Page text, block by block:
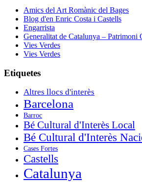
Amics del Art Romànic del Bages
Blog d'en Enric Costa i Castells
Engarrista
Generalitat de Catalunya – Patrimoni
Vies Verdes
Vies Verdes
Etiquetes
Altres llocs d'interès
Barcelona
Barroc
Bé Cultural d'Interès Local
Bé Cultural d'Interès
Cases Fortes
Castells
Catalunya